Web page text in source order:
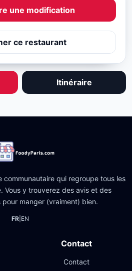
une modification
ce restaurant
Itinéraire
communautaire qui regroupe tous les
Vous y trouverez des avis et des
pour manger (vraiment) bien.
FR| EN
Contact
Contact